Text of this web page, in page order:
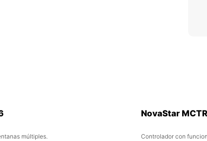
múltiples.
NovaStar
Controlador con